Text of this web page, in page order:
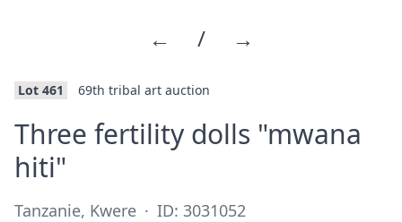
← / →
Lot 461 69th tribal art auction
Three fertility dolls "mwana
hiti"
Tanzanie, Kwere · ID: 3031052